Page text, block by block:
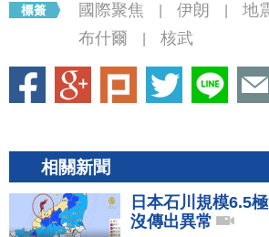
國際聚焦 伊朗 地
布什爾 核武
相關新聞
日本石川規模6.5
沒傳出異常